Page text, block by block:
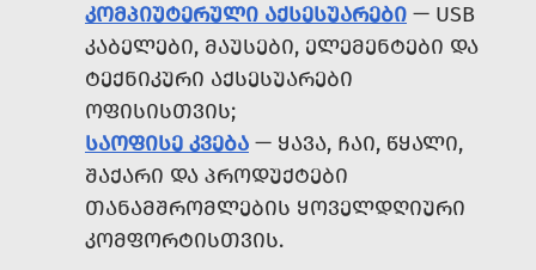
ᲙᲝᲛᲞᲘᲣᲢᲔᲠᲣᲚᲘ ᲐᲥᲡᲔᲡᲣᲐᲠᲔᲑᲘ — USB
ᲙᲐᲑᲔᲚᲔᲑᲘ, ᲛᲐᲣᲡᲔᲑᲘ, ᲔᲚᲔᲛᲔᲜᲢᲔᲑᲘ ᲓᲐ
ᲢᲔᲥᲜᲘᲙᲣᲠᲘ ᲐᲥᲡᲔᲡᲣᲐᲠᲔᲑᲘ
ᲝᲤᲘᲡᲘᲡᲗᲕᲘᲡ;
ᲡᲐᲝᲤᲘᲡᲔ ᲙᲕᲔᲑᲐ — ᲧᲐᲕᲐ, ᲩᲐᲘ, ᲬᲧᲐᲚᲘ,
ᲨᲐᲥᲐᲠᲘ ᲓᲐ ᲞᲠᲝᲓᲣᲥᲢᲔᲑᲘ
ᲗᲐᲜᲐᲛᲨᲠᲝᲛᲚᲔᲑᲘᲡ ᲧᲝᲕᲔᲚᲓᲦᲘᲣᲠᲘ
ᲙᲝᲛᲤᲝᲠᲢᲘᲡᲗᲕᲘᲡ.